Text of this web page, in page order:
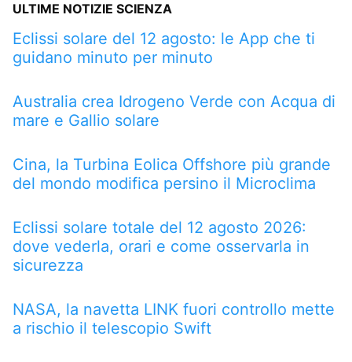
ULTIME NOTIZIE SCIENZA
Eclissi solare del 12 agosto: le App che ti
guidano minuto per minuto
Australia crea Idrogeno Verde con Acqua di
mare e Gallio solare
Cina, la Turbina Eolica Offshore più grande
del mondo modifica persino il Microclima
Eclissi solare totale del 12 agosto 2026:
dove vederla, orari e come osservarla in
sicurezza
NASA, la navetta LINK fuori controllo mette
a rischio il telescopio Swift